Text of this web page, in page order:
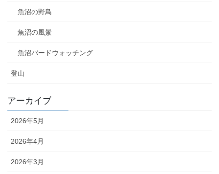
魚沼の野鳥
魚沼の風景
魚沼バードウォッチング
登山
アーカイブ
2026年5月
2026年4月
2026年3月